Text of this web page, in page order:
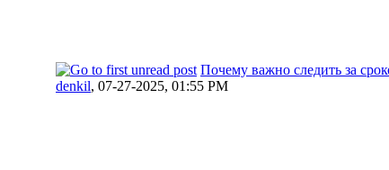
Почему важно следить за
denkil, 07-27-2025, 01:55 PM